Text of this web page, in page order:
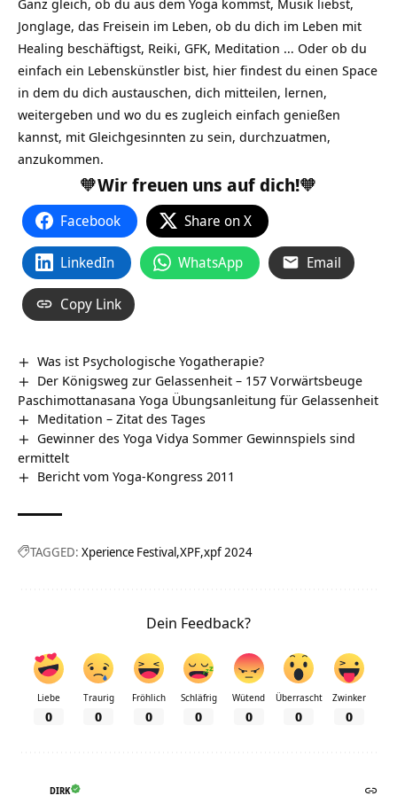
Jonglage, das Freisein im Leben, ob du dich im Leben mit
Healing beschäftigst, Reiki, GFK, Meditation … Oder ob du
einfach ein Lebenskünstler bist, hier findest du einen Space
in dem du dich austauschen, dich mitteilen, lernen,
weitergeben und wo du es zugleich einfach genießen
kannst, mit Gleichgesinnten zu sein, durchzuatmen,
anzukommen.
🧡Wir freuen uns auf dich!🧡
Facebook Share on X
LinkedIn WhatsApp Email
Copy Link
Was ist Psychologische Yogatherapie?
Der Königsweg zur Gelassenheit – 157 Vorwärtsbeuge
Paschimottanasana Yoga Übungsanleitung für Gelassenheit
Meditation – Zitat des Tages
Gewinner des Yoga Vidya Sommer Gewinnspiels sind
ermittelt
Bericht vom Yoga-Kongress 2011
TAGGED: Xperience Festival XPF xpf 2024
Dein Feedback?
Liebe
0
Traurig
0
Fröhlich
0
Schläfrig
0
Wütend
0
Überrascht
0
Zwinker
0
DIRK